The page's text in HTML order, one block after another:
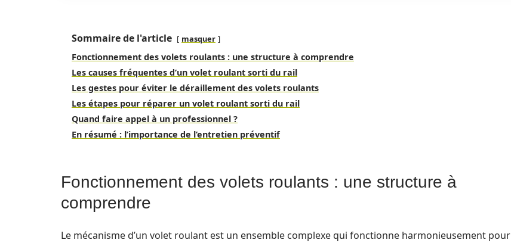
Sommaire de l'article masquer
Fonctionnement des volets roulants : une structure à comprendre
Les causes fréquentes d’un volet roulant sorti du rail
Les gestes pour éviter le déraillement des volets roulants
Les étapes pour réparer un volet roulant sorti du rail
Quand faire appel à un professionnel ?
En résumé : l’importance de l’entretien préventif
Fonctionnement des volets roulants : une structure à
comprendre
Le mécanisme d’un volet roulant est un ensemble complexe qui fonctionne harmonieusement pour